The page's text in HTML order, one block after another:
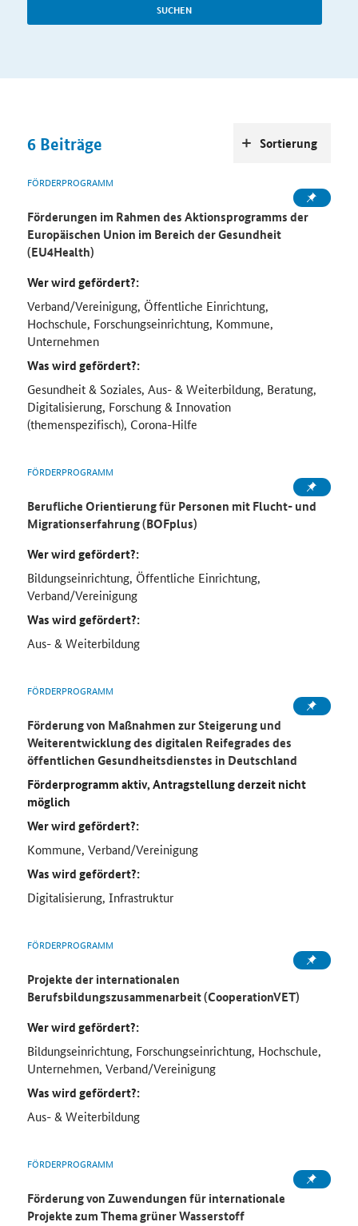
SUCHEN
6 Beiträge
FÖRDERPROGRAMM
Förderungen im Rahmen des Aktionsprogramms der
Europäischen Union im Bereich der Gesundheit
(EU4Health)
Wer wird gefördert?:
Verband/Vereinigung, Öffentliche Einrichtung,
Hochschule, Forschungseinrichtung, Kommune,
Unternehmen
Was wird gefördert?:
Gesundheit & Soziales, Aus- & Weiterbildung, Beratung,
Digitalisierung, Forschung & Innovation
(themenspezifisch), Corona-Hilfe
FÖRDERPROGRAMM
Berufliche Orientierung für Personen mit Flucht- und
Migrationserfahrung (BOFplus)
Wer wird gefördert?:
Bildungseinrichtung, Öffentliche Einrichtung,
Verband/Vereinigung
Was wird gefördert?:
Aus- & Weiterbildung
FÖRDERPROGRAMM
Förderung von Maßnahmen zur Steigerung und
Weiterentwicklung des digitalen Reifegrades des
öffentlichen Gesundheitsdienstes in Deutschland
Förderprogramm aktiv, Antragstellung derzeit nicht
möglich
Wer wird gefördert?:
Kommune, Verband/Vereinigung
Was wird gefördert?:
Digitalisierung, Infrastruktur
FÖRDERPROGRAMM
Projekte der internationalen
Berufsbildungszusammenarbeit (CooperationVET)
Wer wird gefördert?:
Bildungseinrichtung, Forschungseinrichtung, Hochschule,
Unternehmen, Verband/Vereinigung
Was wird gefördert?:
Aus- & Weiterbildung
FÖRDERPROGRAMM
Förderung von Zuwendungen für internationale
Projekte zum Thema grüner Wasserstoff
Sortierung